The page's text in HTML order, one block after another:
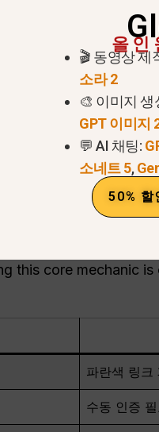
무엇이며 학
time answer
that bury you in
술 연구에 절대적으
한 신뢰할 만한 출처
single fact,
this core mechanic
파란색 링크
수동 인증 필
올
🎬 동영상 제
소라 2
🎨 이미지 생
GPT 이미지
💬 AI 채팅:
소네트 5,
50% 할